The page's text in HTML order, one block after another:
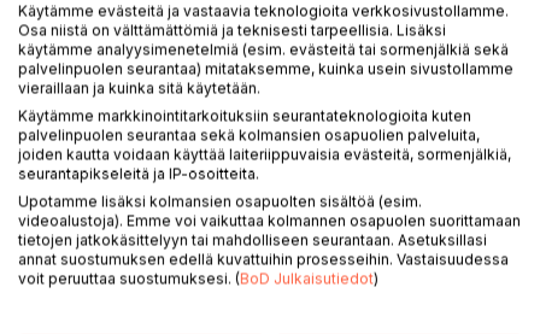
KUVAUS
"Mitä jos ei tulisikaan nimenhuutoon, mitä jos olisin
näkymätön, mitä jos lentäisi lintuna pois. Minulla on vähän
paperia. Minulla on pieni lyijykynä hameeni poimuissa. Minä
kirjoitan että pysyisin järjissäni." Näin kirjoittaa Elli ja tästä
alkaa tarina Ellista ja hänen ystävistään keväällä 1918. Tarina
sijoittuu pienen kylän vankileirille ja sen kolmeen tuskan
viikkoon. Leirille on koottu punavankeja ympäri
Kymenlaaksoa. Tämä on kertomus ihmisyyden
Käytämme evästeitä ja vastaavia teknologioita verkkosivustollamme.
Osa niistä on välttämättömiä ja teknisesti tarpeellisia. Lisäksi
käytämme analyysimenetelmiä (esim. evästeitä tai sormenjälkiä sekä
palvelinpuolen seurantaa) mitataksemme, kuinka usein sivustollamme
vieraillaan ja kuinka sitä käytetään.
Käytämme markkinointitarkoituksiin seurantateknologioita kuten
palvelinpuolen seurantaa sekä kolmansien osapuolien palveluita,
joiden kautta voidaan käyttää laiteriippuvaisia evästeitä, sormenjälkiä,
seurantapikseleitä ja IP-osoitteita.
Upotamme lisäksi kolmansien osapuolten sisältöä (esim.
videoalustoja). Emme voi vaikuttaa kolmannen osapuolen suorittamaan
tietojen jatkokäsittelyyn tai mahdolliseen seurantaan. Asetuksillasi
annat suostumuksen edellä kuvattuihin prosesseihin. Vastaisuudessa
voit peruuttaa suostumuksesi. (BoD Julkaisutiedot)